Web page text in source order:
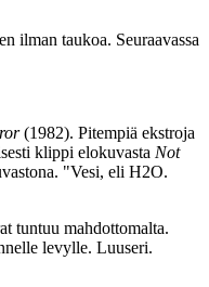
ilman taukoa. Seuraavassa
(1982). Pitempiä ekstroja
klippi elokuvasta Not
"Vesi, eli H2O.
tuntuu mahdottomalta.
levylle. Luuseri.